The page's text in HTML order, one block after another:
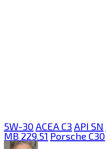
5W-30 ACEA C3 API SN
MB 229.51 Porsche C30